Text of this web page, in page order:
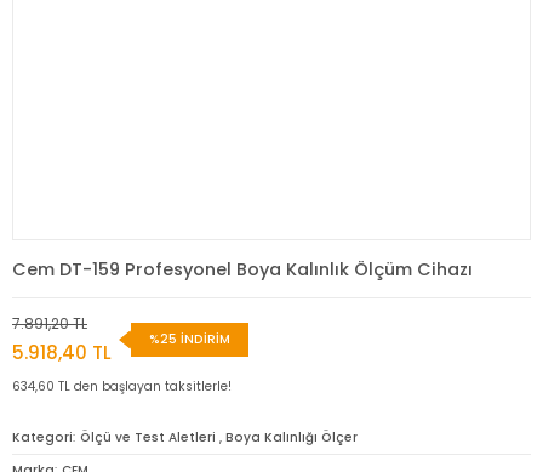
Cem DT-159 Profesyonel Boya Kalınlık Ölçüm Cihazı
7.891,20 TL
5.918,40 TL
%25 İNDİRİM
634,60 TL den başlayan taksitlerle!
Kategori Ölçü ve Test Aletleri , Boya Kalınlığı Ölçer